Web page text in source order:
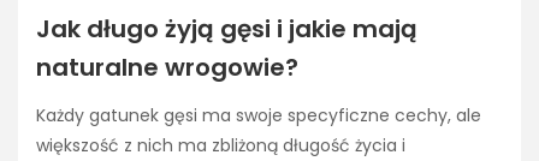
Jak długo żyją gęsi i jakie mają
naturalne wrogowie?
Każdy gatunek gęsi ma swoje specyficzne cechy, ale
większość z nich ma zbliżoną długość życia i